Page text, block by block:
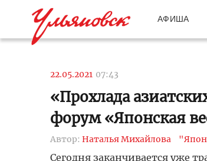
АФИША
22.05.2021 07:43
«Прохлада
форум «Японская
Автор: Наталья Михайлова
Сегодня заканчивается уже